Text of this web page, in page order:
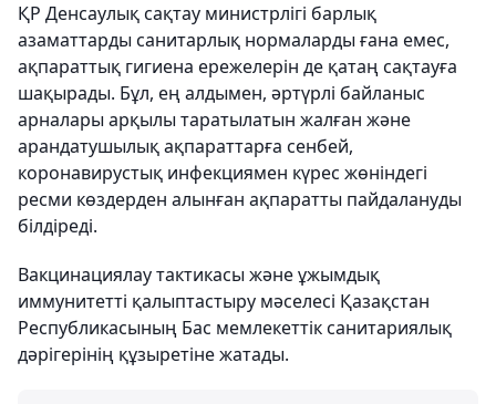
ҚР Денсаулық сақтау министрлігі барлық
азаматтарды санитарлық нормаларды ғана емес,
ақпараттық гигиена ережелерін де қатаң сақтауға
шақырады. Бұл, ең алдымен, әртүрлі байланыс
арналары арқылы таратылатын жалған және
арандатушылық ақпараттарға сенбей,
коронавирустық инфекциямен күрес жөніндегі
ресми көздерден алынған ақпаратты пайдалануды
білдіреді.
Вакцинациялау тактикасы және ұжымдық
иммунитетті қалыптастыру мәселесі Қазақстан
Республикасының Бас мемлекеттік санитариялық
дәрігерінің құзыретіне жатады.